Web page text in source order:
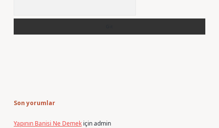
Son yorumlar
Yapının Banisi Ne Demek içinadmin